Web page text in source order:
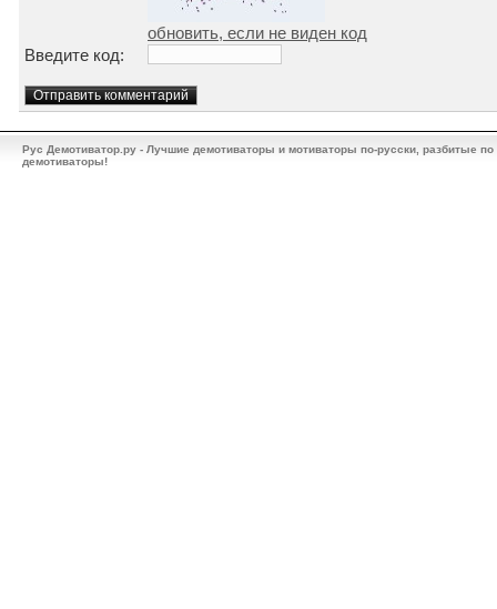
обновить, если не виден код
Введите код:
Рус Демотиватор.ру - Лучшие демотиваторы и мотиваторы по-русски, разбитые
демотиваторы!